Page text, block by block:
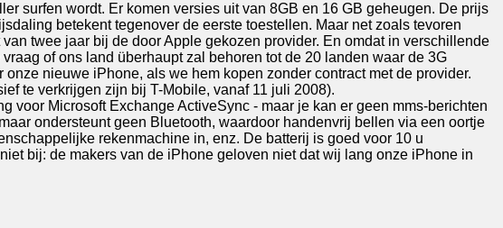
surfen wordt. Er komen versies uit van 8GB en 16 GB geheugen. De prijs
betekent tegenover de eerste toestellen. Maar net zoals tevoren
twee jaar bij de door Apple gekozen provider. En omdat in verschillende
of ons land überhaupt zal behoren tot de 20 landen waar de 3G
nieuwe iPhone, als we hem kopen zonder contract met de provider.
te verkrijgen zijn bij T-Mobile, vanaf 11 juli 2008).
Microsoft Exchange ActiveSync - maar je kan er geen mms-berichten
ondersteunt geen Bluetooth, waardoor handenvrij bellen via een oortje
rekenmachine in, enz. De batterij is goed voor 10 u
bij: de makers van de iPhone geloven niet dat wij lang onze iPhone in